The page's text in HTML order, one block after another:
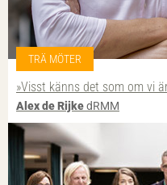
TRÄ MÖTER
»Visst känns det som om vi
Alex de RijkedRMM